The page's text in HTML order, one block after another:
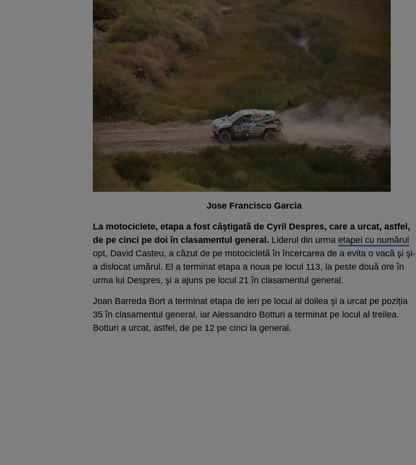
Jose Francisco Garcia
La motociclete, etapa a fost câştigată de Cyril Despres, care a urcat, astfel,
de pe cinci pe doi în clasamentul general. Liderul din urma etapei cu numărul
opt, David Casteu, a căzut de pe motocicletă în încercarea de a evita o vacă şi şi-
a dislocat umărul. El a terminat etapa a noua pe locul 113, la peste două ore în
urma lui Despres, şi a ajuns pe locul 21 în clasamentul general.
Joan Barreda Bort a terminat etapa de ieri pe locul al doilea şi a urcat pe poziţia
35 în clasamentul general, iar Alessandro Botturi a terminat pe locul al treilea.
Botturi a urcat, astfel, de pe 12 pe cinci la general.